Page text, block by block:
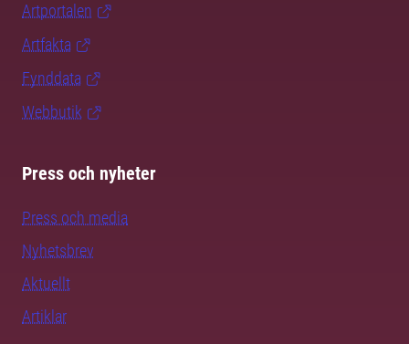
Artportalen
Artfakta
Fynddata
Webbutik
Press och nyheter
Press och media
Nyhetsbrev
Aktuellt
Artiklar